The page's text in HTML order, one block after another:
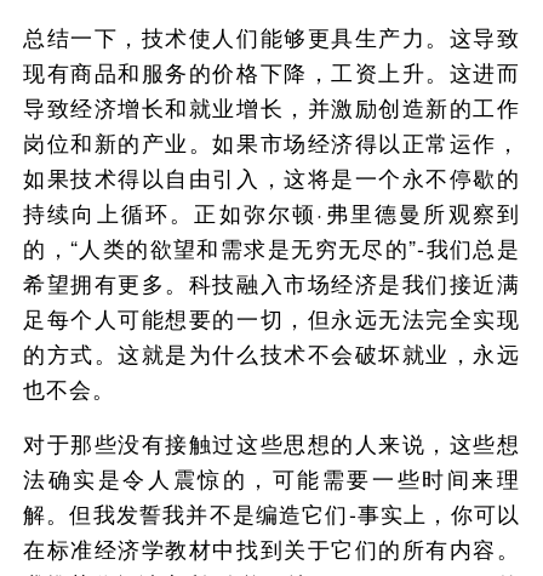
总结一下，技术使人们能够更具生产力。这导致
现有商品和服务的价格下降，工资上升。这进而
导致经济增长和就业增长，并激励创造新的工作
岗位和新的产业。如果市场经济得以正常运作，
如果技术得以自由引入，这将是一个永不停歇的
持续向上循环。正如弥尔顿·弗里德曼所观察到
的，“人类的欲望和需求是无穷无尽的”-我们总是
希望拥有更多。科技融入市场经济是我们接近满
足每个人可能想要的一切，但永远无法完全实现
的方式。这就是为什么技术不会破坏就业，永远
也不会。
对于那些没有接触过这些思想的人来说，这些想
法确实是令人震惊的，可能需要一些时间来理
解。但我发誓我并不是编造它们-事实上，你可以
在标准经济学教材中找到关于它们的所有内容。